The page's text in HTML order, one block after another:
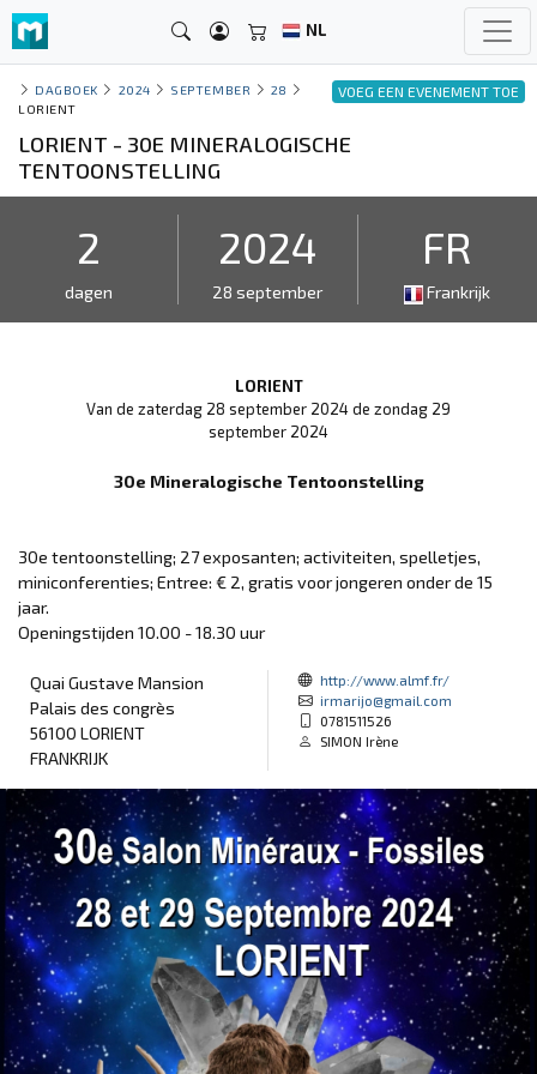
NL
VOEG EEN EVENEMENT TOE
DAGBOEK 2024 SEPTEMBER
28
LORIENT
LORIENT - 30E MINERALOGISCHE
TENTOONSTELLING
2
dagen
2024
28 september
FR
Frankrijk
LORIENT
Van de zaterdag 28 september 2024 de zondag 29
september 2024
30e Mineralogische Tentoonstelling
30e tentoonstelling; 27 exposanten; activiteiten, spelletjes,
miniconferenties; Entree: € 2, gratis voor jongeren onder de 15
jaar.
Openingstijden 10.00 - 18.30 uur
Quai Gustave Mansion
Palais des congrès
56100 LORIENT
FRANKRIJK
http://www.almf.fr/
irmarijo@gmail.com
0781511526
SIMON Irène